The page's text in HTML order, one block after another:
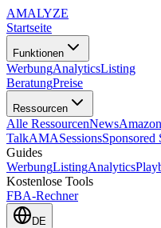
AMALYZE
Startseite
Funktionen
WerbungAnalyticsListing
BeratungPreise
Ressourcen
Alle RessourcenNews
TalkAMASessionsSponsored
Guides
WerbungListingAnalytics
Kostenlose Tools
FBA-Rechner
DE